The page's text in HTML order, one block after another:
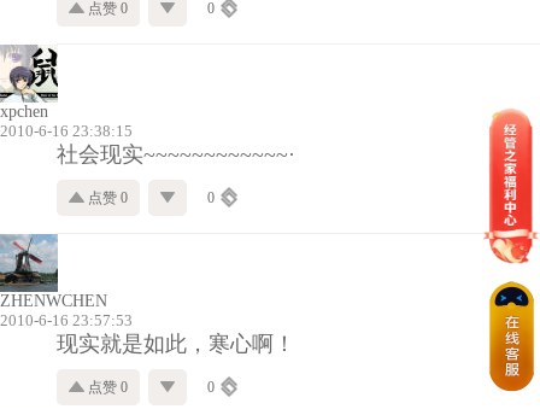
点赞 0 0
xpchen
2010-6-16 23:38:15
社会现实~~~~~~~~~~~~·
点赞 0 0
ZHENWCHEN
2010-6-16 23:57:53
现实就是如此，寒心啊！
点赞 0 0